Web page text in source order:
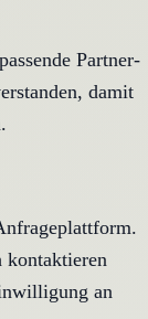
Partner-
damit
kontaktieren
an